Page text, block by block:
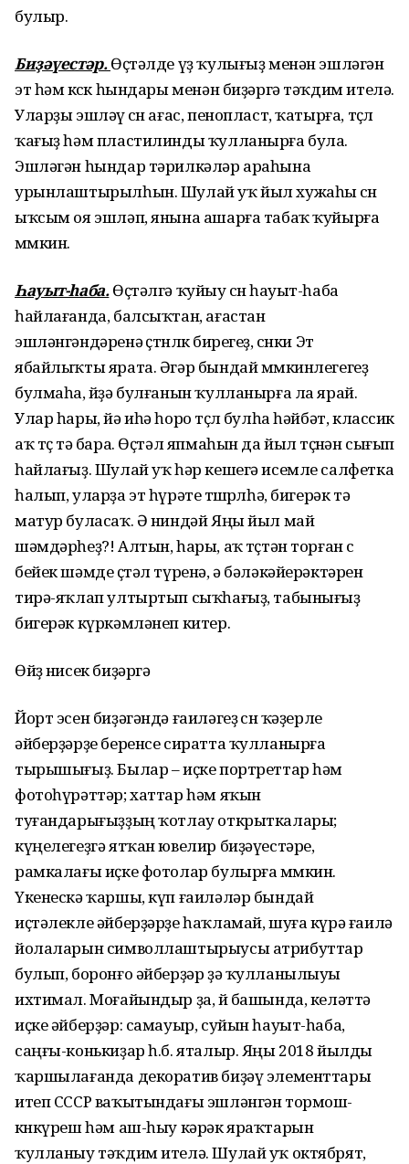
булыр.
Биҙәүестәр.Өҫтәлде үҙ ҡулығыҙ менән эшләгән
эт һәм көсөк һындары менән биҙәргә тәҡдим ителә.
Уларҙы эшләү өсөн ағас, пенопласт, ҡатырға, төҫлө
ҡағыҙ һәм пластилинды ҡулланырға була.
Эшләгән һындар тәрилкәләр араһына
урынлаштырылһын. Шулай уҡ йыл хужаһы өсөн
ыҡсым оя эшләп, янына ашарға табаҡ ҡуйырға
мөмкин.
Һауыт-һаба.Өҫтәлгә ҡуйыу өсөн һауыт-һаба
һайлағанда, балсыҡтан, ағастан
эшләнгәндәренә өҫтөнлөк бирегеҙ, сөнки Эт
ябайлыҡты ярата. Әгәр бындай мөмкинлегегеҙ
булмаһа, өйҙә булғанын ҡулланырға ла ярай.
Улар һары, йә иһә һоро төҫлө булһа һәйбәт, классик
аҡ төҫ тә бара. Өҫтәл япмаһын да йыл төҫөнән сығып
һайлағыҙ. Шулай уҡ һәр кешегә исемле салфетка
һалып, уларҙа эт һүрәте төшөрөлһә, бигерәк тә
матур буласаҡ. Ә ниндәй Яңы йыл май
шәмдәрһеҙ?! Алтын, һары, аҡ төҫтән торған өс
бейек шәмде өҫтәл түренә, ә бәләкәйерәктәрен
тирә-яҡлап ултыртып сыҡһағыҙ, табынығыҙ
бигерәк күркәмләнеп китер.
Өйҙө нисек биҙәргә
Йорт эсен биҙәгәндә ғаиләгеҙ өсөн ҡәҙерле
әйберҙәрҙе беренсе сиратта ҡулланырға
тырышығыҙ. Былар – иҫке портреттар һәм
фотоһүрәттәр; хаттар һәм яҡын
туғандарығыҙҙың ҡотлау открыткалары;
күңелегеҙгә ятҡан ювелир биҙәүестәре,
рамкалағы иҫке фотолар булырға мөмкин.
Үкенескә ҡаршы, күп ғаиләләр бындай
иҫтәлекле әйберҙәрҙе һаҡламай, шуға күрә ғаилә
йолаларын символлаштырыусы атрибуттар
булып, боронғо әйберҙәр ҙә ҡулланылыуы
ихтимал. Моғайындыр ҙа, өй башында, келәттә
иҫке әйберҙәр: самауыр, суйын һауыт-һаба,
саңғы-конькиҙар һ.б. яталыр. Яңы 2018 йылды
ҡаршылағанда декоратив биҙәү элементтары
итеп СССР ваҡытындағы эшләнгән тормош-
көнкүреш һәм аш-һыу кәрәк яраҡтарын
ҡулланыу тәҡдим ителә. Шулай уҡ октябрят,